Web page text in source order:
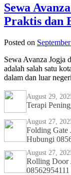
Sewa
Praktis dan
Posted on
Sewa Avanza Jogja
adalah salah satu
dalam dan luar
August 29,
Terapi
August 27,
Folding Gate
Hubungi
August 27,
Rolling Door
08562954111